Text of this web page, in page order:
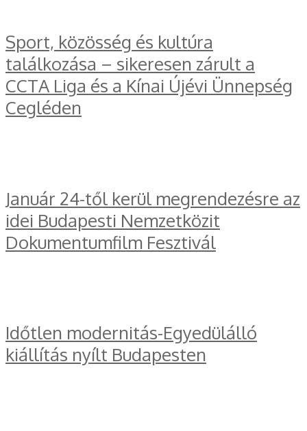
Sport, közösség és kultúra
találkozása – sikeresen zárult a
CCTA Liga és a Kínai Újévi Ünnepség
Cegléden
Január 24-től kerül megrendezésre az
idei Budapesti Nemzetközit
Dokumentumfilm Fesztivál
Időtlen modernitás-Egyedülálló
kiállítás nyílt Budapesten